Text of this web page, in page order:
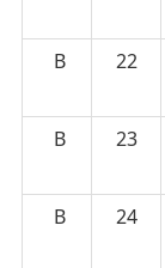
B
22
B
23
B
24